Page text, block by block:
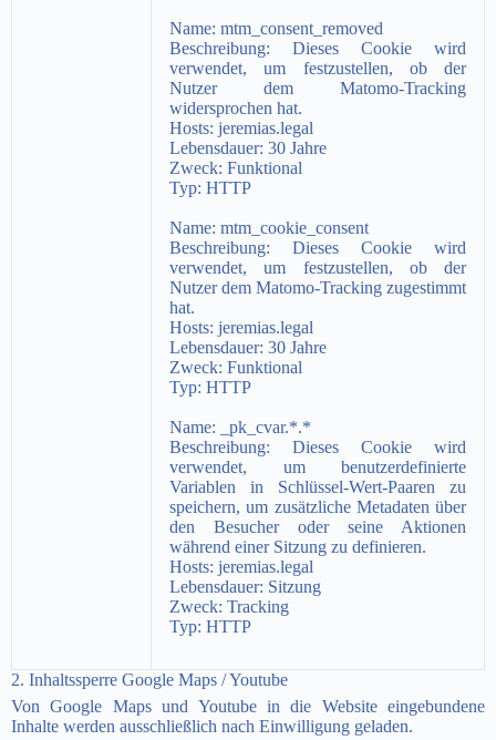
Name: mtm_consent_removed
Beschreibung: Dieses Cookie wird
verwendet, um festzustellen, ob der
Nutzer dem Matomo-Tracking
widersprochen hat.
Hosts: jeremias.legal
Lebensdauer: 30 Jahre
Zweck: Funktional
Typ: HTTP
Name: mtm_cookie_consent
Beschreibung: Dieses Cookie wird
verwendet, um festzustellen, ob der
Nutzer dem Matomo-Tracking zugestimmt
hat.
Hosts: jeremias.legal
Lebensdauer: 30 Jahre
Zweck: Funktional
Typ: HTTP
Name: _pk_cvar.*.*
Beschreibung: Dieses Cookie wird
verwendet, um benutzerdefinierte
Variablen in Schlüssel-Wert-Paaren zu
speichern, um zusätzliche Metadaten über
den Besucher oder seine Aktionen
während einer Sitzung zu definieren.
Hosts: jeremias.legal
Lebensdauer: Sitzung
Zweck: Tracking
Typ: HTTP
2. Inhaltssperre Google Maps / Youtube
Von Google Maps und Youtube in die Website eingebundene
Inhalte werden ausschließlich nach Einwilligung geladen.